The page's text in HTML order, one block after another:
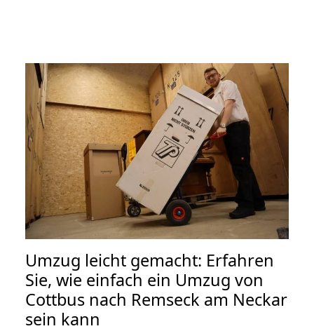
Umzug leicht gemacht: Erfahren
Sie, wie einfach ein Umzug von
Cottbus nach Remseck am Neckar
sein kann